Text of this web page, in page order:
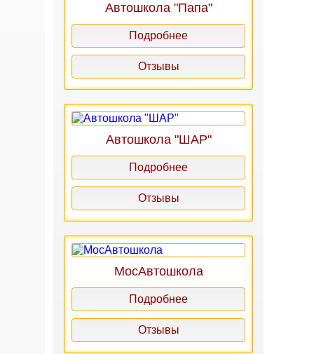
Автошкола "Папа"
Подробнее
Отзывы
Автошкола "ШАР"
Подробнее
Отзывы
МосАвтошкола
Подробнее
Отзывы